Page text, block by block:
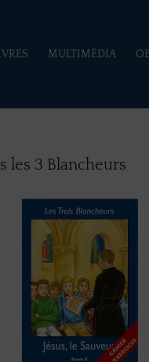
MULTIMÉDIA
les 3 Blancheurs